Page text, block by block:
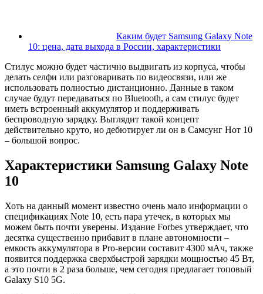
Каким будет Samsung Galaxy Note
10: цена, дата выхода в России, характеристики
Стилус можно будет частично выдвигать из корпуса, чтобы
делать селфи или разговаривать по видеосвязи, или же
использовать полностью дистанционно. Данные в таком
случае будут передаваться по Bluetooth, а сам стилус будет
иметь встроенный аккумулятор и поддерживать
беспроводную зарядку. Выглядит такой концепт
действительно круто, но дебютирует ли он в Самсунг Нот 10
– большой вопрос.
Характеристики Samsung Galaxy Note
10
Хоть на данный момент известно очень мало информации о
спецификациях Note 10, есть пара утечек, в которых мы
можем быть почти уверены. Издание Forbes утверждает, что
десятка существенно прибавит в плане автономности –
емкость аккумулятора в Pro-версии составит 4300 мАч, также
появится поддержка сверхбыстрой зарядки мощностью 45 Вт,
а это почти в 2 раза больше, чем сегодня предлагает топовый
Galaxy S10 5G.